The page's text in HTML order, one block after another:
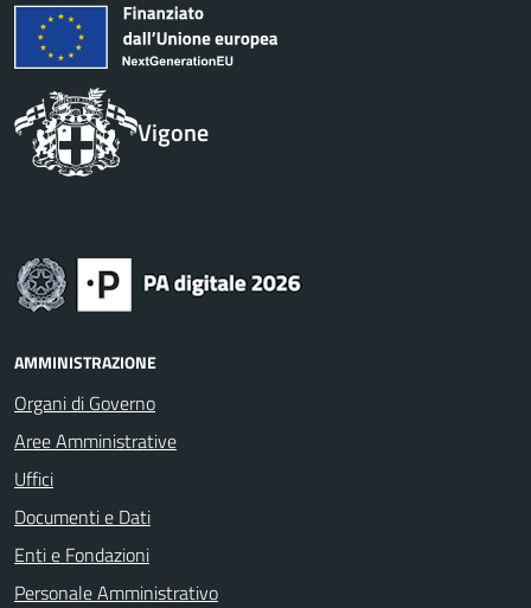
Vigone
AMMINISTRAZIONE
Organi di Governo
Aree Amministrative
Uffici
Documenti e Dati
Enti e Fondazioni
Personale Amministrativo